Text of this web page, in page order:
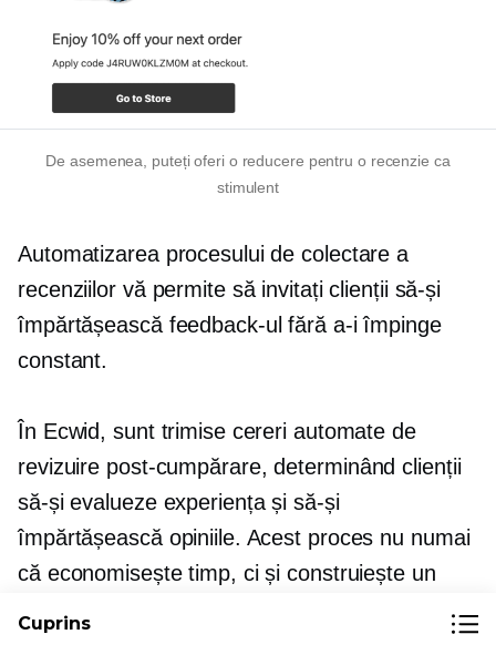
De asemenea, puteți oferi o reducere pentru o recenzie ca
stimulent
Automatizarea procesului de colectare a
recenziilor vă permite să invitați clienții să-și
împărtășească feedback-ul fără a-i împinge
constant.
În Ecwid, sunt trimise cereri automate de
revizuire post-cumpărare, determinând clienții
să-și evalueze experiența și să-și
împărtășească opiniile. Acest proces nu numai
că economisește timp, ci și construiește un
Cuprins